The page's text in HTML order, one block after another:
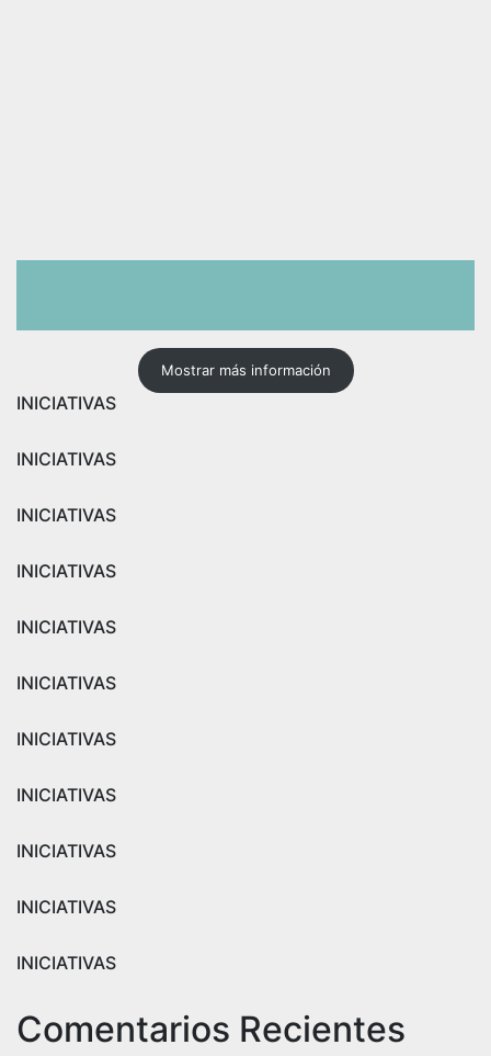
Mostrar más información
INICIATIVAS
INICIATIVAS
INICIATIVAS
INICIATIVAS
INICIATIVAS
INICIATIVAS
INICIATIVAS
INICIATIVAS
INICIATIVAS
INICIATIVAS
INICIATIVAS
Comentarios Recientes